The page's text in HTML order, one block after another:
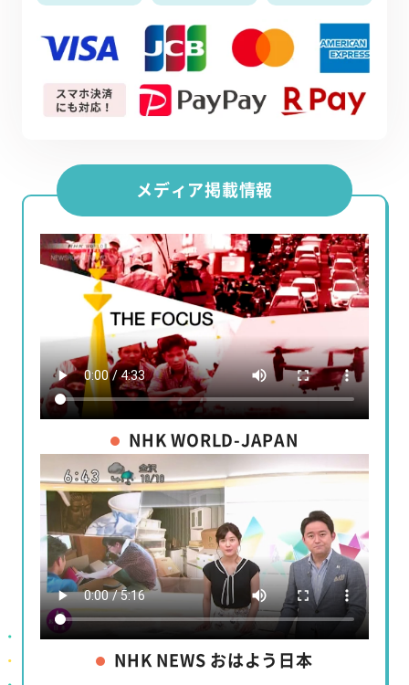
メディア掲載情報
NHK WORLD-JAPAN
NHK NEWS おはよう日本